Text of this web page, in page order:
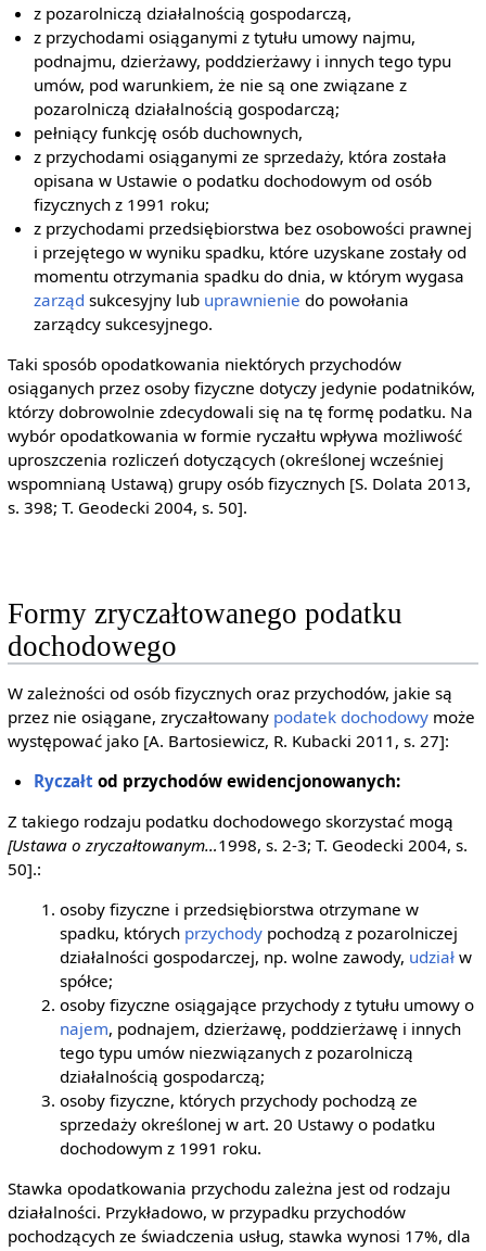
z pozarolniczą działalnością gospodarczą,
z przychodami osiąganymi z tytułu umowy najmu,
podnajmu, dzierżawy, poddzierżawy i innych tego typu
umów, pod warunkiem, że nie są one związane z
pozarolniczą działalnością gospodarczą;
pełniący funkcję osób duchownych,
z przychodami osiąganymi ze sprzedaży, która została
opisana w Ustawie o podatku dochodowym od osób
fizycznych z 1991 roku;
z przychodami przedsiębiorstwa bez osobowości prawnej
i przejętego w wyniku spadku, które uzyskane zostały od
momentu otrzymania spadku do dnia, w którym wygasa
zarząd sukcesyjny lub uprawnienie do powołania
zarządcy sukcesyjnego.
Taki sposób opodatkowania niektórych przychodów
osiąganych przez osoby fizyczne dotyczy jedynie podatników,
którzy dobrowolnie zdecydowali się na tę formę podatku. Na
wybór opodatkowania w formie ryczałtu wpływa możliwość
uproszczenia rozliczeń dotyczących (określonej wcześniej
wspomnianą Ustawą) grupy osób fizycznych [S. Dolata 2013,
s. 398; T. Geodecki 2004, s. 50].
Formy zryczałtowanego podatku
dochodowego
W zależności od osób fizycznych oraz przychodów, jakie są
przez nie osiągane, zryczałtowany podatek dochodowymoże
występować jako [A. Bartosiewicz, R. Kubacki 2011, s. 27]:
Ryczałt od przychodów ewidencjonowanych:
Z takiego rodzaju podatku dochodowego skorzystać mogą
[Ustawa o zryczałtowanym…1998, s. 2-3; T. Geodecki 2004, s.
50].:
osoby fizyczne i przedsiębiorstwa otrzymane w
spadku, których przychody pochodzą z pozarolniczej
działalności gospodarczej, np. wolne zawody, udział w
spółce;
osoby fizyczne osiągające przychody z tytułu umowy o
najem, podnajem, dzierżawę, poddzierżawę i innych
tego typu umów niezwiązanych z pozarolniczą
działalnością gospodarczą;
osoby fizyczne, których przychody pochodzą ze
sprzedaży określonej w art. 20 Ustawy o podatku
dochodowym z 1991 roku.
Stawka opodatkowania przychodu zależna jest od rodzaju
działalności. Przykładowo, w przypadku przychodów
pochodzących ze świadczenia usług, stawka wynosi 17%, dla